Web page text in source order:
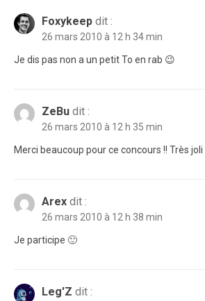
Foxykeep dit :
26 mars 2010 à 12 h 34 min
Je dis pas non a un petit To en rab 😉
ZeBu dit :
26 mars 2010 à 12 h 35 min
Merci beaucoup pour ce concours !! Très
Arex dit :
26 mars 2010 à 12 h 38 min
Je participe 🙂
Leg'Z dit :